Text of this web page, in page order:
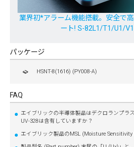
業界初*アラーム機能搭載。安全で
ート! S-82L1/T1/U1/
パッケージ
HSNT-8(1616) (PY008-A)
FAQ
エイブリックの半導体製品はデクロランプラ
UV-328は含有していますか？
エイブリック製品のMSL (Moisture Sensitivity